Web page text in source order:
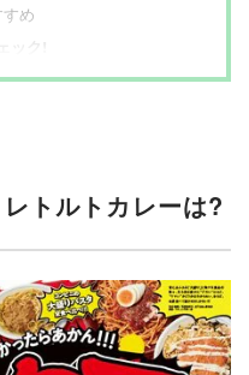
め
ク!
トルトカレーは?